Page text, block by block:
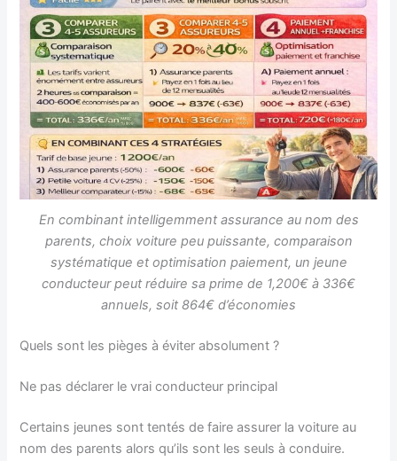
En combinant intelligemment assurance au nom des
parents, choix voiture peu puissante, comparaison
systématique et optimisation paiement, un jeune
conducteur peut réduire sa prime de 1,200€ à 336€
annuels, soit 864€ d’économies
Quels sont les pièges à éviter absolument ?
Ne pas déclarer le vrai conducteur principal
Certains jeunes sont tentés de faire assurer la voiture au
nom des parents alors qu’ils sont les seuls à conduire.